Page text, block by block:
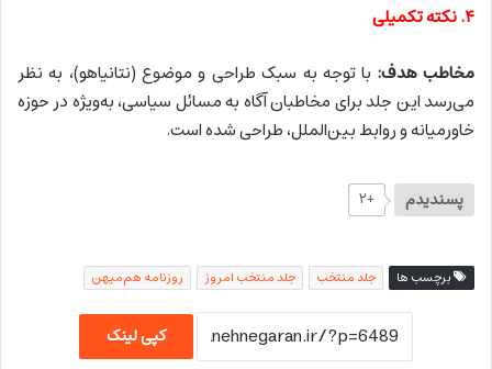
۴. نکته تکمیلی
مخاطب هدف: با توجه به سبک طراحی و موضوع (نتانیاهو)، به نظر
می‌رسد این جلد برای مخاطبان آگاه به مسائل سیاسی، به‌ویژه در حوزه
خاورمیانه و روابط بین‌الملل، طراحی شده است.
پسندیدم +۲
برچسب ها جلد منتخب جلد منتخب امروز روزنامه هم‌میهن
کپی لینک